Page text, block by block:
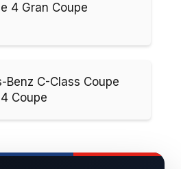
4 Gran Coupe
Benz C-Class Coupe
Coupe